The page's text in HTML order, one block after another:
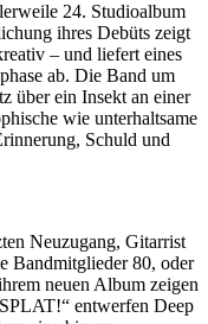
24. Studioalbum
ihres Debüts zeigt
– und liefert eines
ab. Die Band um
über ein Insekt an einer
wie unterhaltsame
Schuld und
Neuzugang, Gitarrist
Bandmitglieder 80, oder
neuen Album zeigen
entwerfen Deep